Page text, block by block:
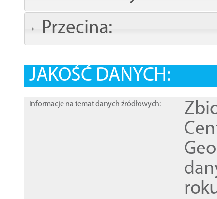
Przecina:
JAKOŚĆ DANYCH:
Informacje na temat danych źródłowych: